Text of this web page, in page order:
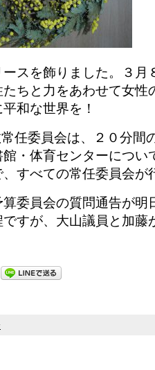
スを飾りました。３月
ちと力をあわせて女性
和な世界を！
任委員会は、２０分間
・体育センターについ
すべての常任委員会が
委員会の質問通告が明
ですが、大山議員と加藤